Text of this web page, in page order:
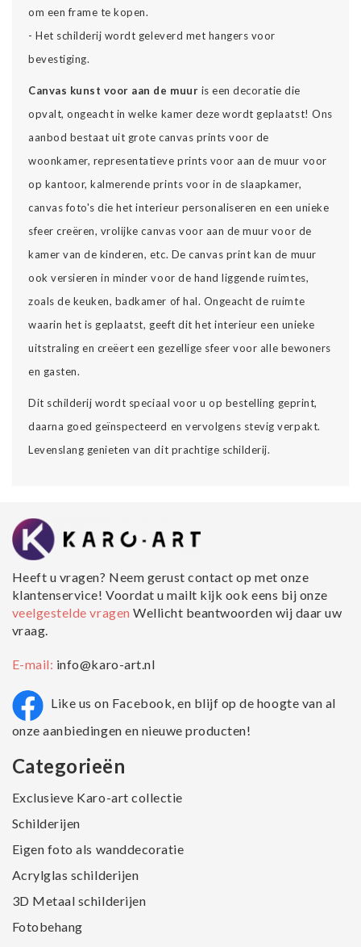
om een frame te kopen.
- Het schilderij wordt geleverd met hangers voor
bevestiging.
Canvas kunst voor aan de muur is een decoratie die
opvalt, ongeacht in welke kamer deze wordt geplaatst! Ons
aanbod bestaat uit grote canvas prints voor de
woonkamer, representatieve prints voor aan de muur voor
op kantoor, kalmerende prints voor in de slaapkamer,
canvas foto's die het interieur personaliseren en een unieke
sfeer creëren, vrolijke canvas voor aan de muur voor de
kamer van de kinderen, etc. De canvas print kan de muur
ook versieren in minder voor de hand liggende ruimtes,
zoals de keuken, badkamer of hal. Ongeacht de ruimte
waarin het is geplaatst, geeft dit het interieur een unieke
uitstraling en creëert een gezellige sfeer voor alle bewoners
en gasten.
Dit schilderij wordt speciaal voor u op bestelling geprint,
daarna goed geïnspecteerd en vervolgens stevig verpakt.
Levenslang genieten van dit prachtige schilderij.
Heeft u vragen? Neem gerust contact op met onze
klantenservice! Voordat u mailt kijk ook eens bij onze
veelgestelde vragenWellicht beantwoorden wij daar uw
vraag.
E-mail: info@karo-art.nl
Like us on Facebook, en blijf op de hoogte van al
onze aanbiedingen en nieuwe producten!
Categorieën
Exclusieve Karo-art collectie
Schilderijen
Eigen foto als wanddecoratie
Acrylglas schilderijen
3D Metaal schilderijen
Fotobehang